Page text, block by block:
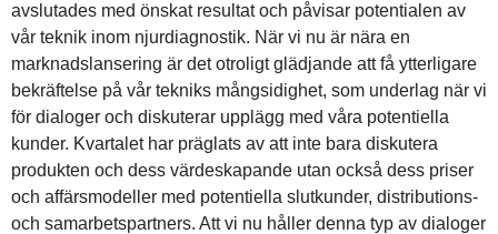
avslutades med önskat resultat och påvisar potentialen av
vår teknik inom njurdiagnostik. När vi nu är nära en
marknadslansering är det otroligt glädjande att få ytterligare
bekräftelse på vår tekniks mångsidighet, som underlag när vi
för dialoger och diskuterar upplägg med våra potentiella
kunder. Kvartalet har präglats av att inte bara diskutera
produkten och dess värdeskapande utan också dess priser
och affärsmodeller med potentiella slutkunder, distributions-
och samarbetspartners. Att vi nu håller denna typ av dialoger